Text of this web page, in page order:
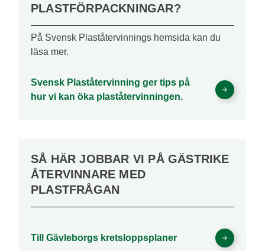
PLASTFÖRPACKNINGAR?
På Svensk Plaståtervinnings hemsida kan du
läsa mer.
Svensk Plaståtervinning ger tips på
hur vi kan öka plaståtervinningen.
SÅ HÄR JOBBAR VI PÅ GÄSTRIKE
ÅTERVINNARE MED
PLASTFRÅGAN
Till Gävleborgs kretsloppsplaner